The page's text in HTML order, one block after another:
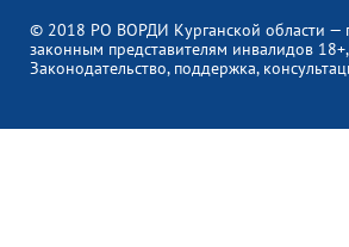
© 2018 РО ВОРДИ Курганской области —
законным представителям инвалидов
Законодательство, поддержка,